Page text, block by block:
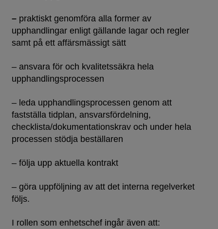
– praktiskt genomföra alla former av
upphandlingar enligt gällande lagar och regler
samt på ett affärsmässigt sätt
– ansvara för och kvalitetssäkra hela
upphandlingsprocessen
– leda upphandlingsprocessen genom att
fastställa tidplan, ansvars­fördelning,
checklista/dokumentations­krav och under hela
processen stödja beställaren
– följa upp aktuella kontrakt
– göra uppföljning av att det interna regelverket
följs.
I rollen som enhetschef ingår även att: